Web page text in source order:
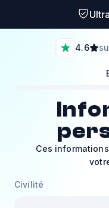
Ultra
4.6
Ces
Civilité